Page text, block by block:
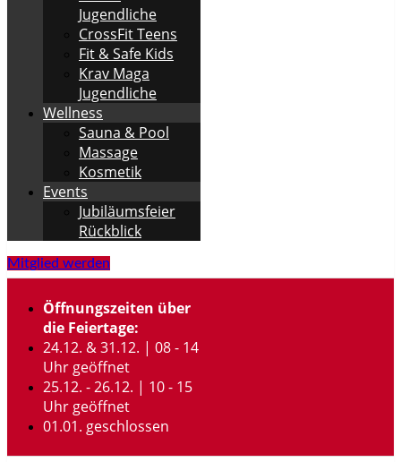
Jugendliche
CrossFit Teens
Fit & Safe Kids
Krav Maga
Jugendliche
Wellness
Sauna & Pool
Massage
Kosmetik
Events
Jubiläumsfeier
Rückblick
Mitglied werden
Öffnungszeiten über
die Feiertage:
24.12. & 31.12. | 08 - 14
Uhr geöffnet
25.12. - 26.12. | 10 - 15
Uhr geöffnet
01.01. geschlossen